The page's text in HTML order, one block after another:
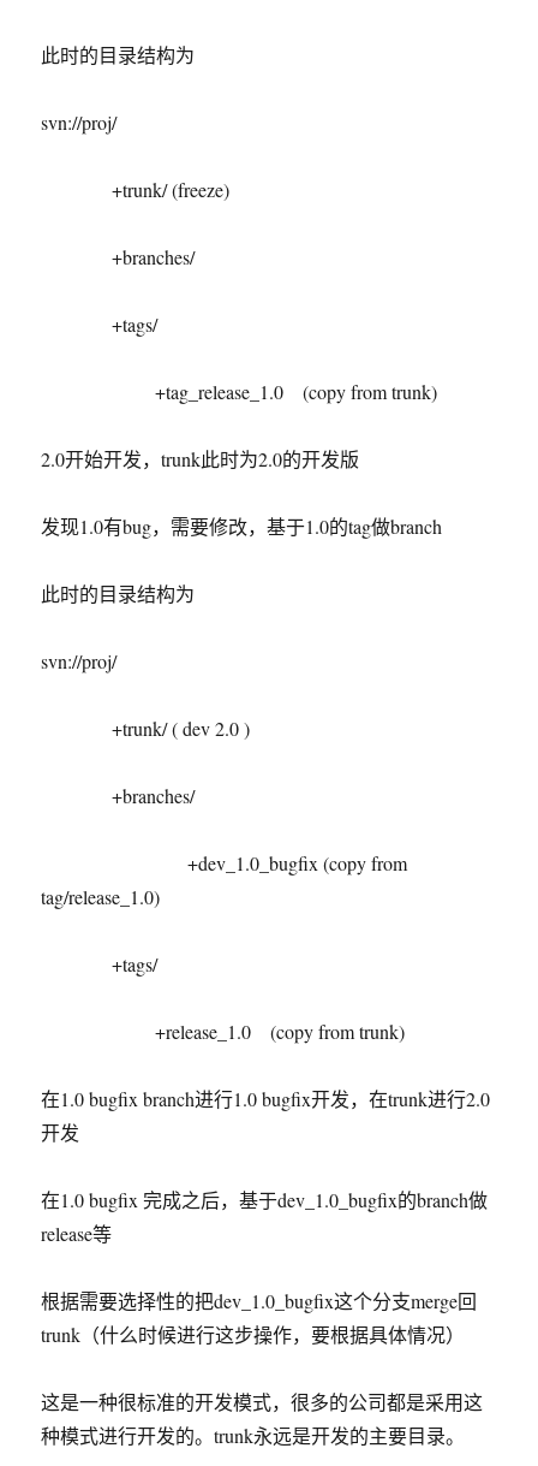
此时的目录结构为
svn://proj/
+trunk/ (freeze)
+branches/
+tags/
+tag_release_1.0 (copy from trunk)
2.0开始开发，trunk此时为2.0的开发版
发现1.0有bug，需要修改，基于1.0的tag做branch
此时的目录结构为
svn://proj/
+trunk/ ( dev 2.0 )
+branches/
+dev_1.0_bugfix (copy from
tag/release_1.0)
+tags/
+release_1.0 (copy from trunk)
在1.0 bugfix branch进行1.0 bugfix开发，在trunk进行2.0
开发
在1.0 bugfix 完成之后，基于dev_1.0_bugfix的branch做
release等
根据需要选择性的把dev_1.0_bugfix这个分支merge回
trunk（什么时候进行这步操作，要根据具体情况）
这是一种很标准的开发模式，很多的公司都是采用这
种模式进行开发的。trunk永远是开发的主要目录。